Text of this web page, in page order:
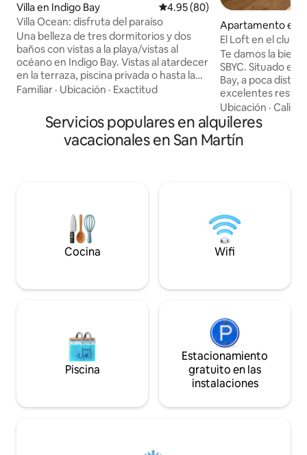
Villa en Indigo Bay Calificación promedio: 4.95 de
4.95 (80)
Villa Ocean: disfruta del paraíso
Una belleza de tres dormitorios y dos
baños con vistas a la playa/vistas al
océano en Indigo Bay. Vistas al atardecer
en la terraza, piscina privada o hasta la
playa a 10 minutos a pie. A 10 minutos del
populares. Cerca de la ciudad, tiendas de
comestibles, restaurantes. Todas las
habitaciones tienen vistas a la playa y al
Familiar · Ubicación · Exactitud
Apartamento en
n
El Loft en el club
Te damos la
SBYC. Situado en
Bay, a poca
excelentes
comestibles,
mucho más. En
estilo loft
encontrarás
todo bajo
Servicio de
Ubicación ·
Servicios populares en alquileres
vacacionales en San Martín
Cocina Wifi
Piscina
Estacionamiento
gratuito en las
instalaciones